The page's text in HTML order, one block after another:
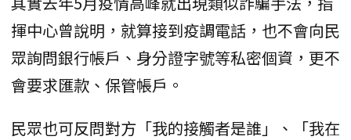
揮中心曾說明，就算接到疫調電話，也不會向民
眾詢問銀行帳戶、身分證字號等私密個資，更不
會要求匯款、保管帳戶。
民眾也可反問對方「我的接觸者是誰」、「我在